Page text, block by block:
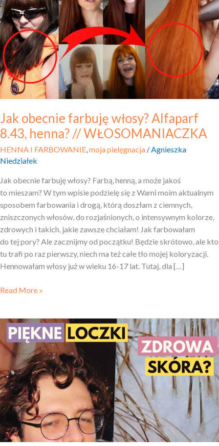
Jak obecnie farbuję włosy? Alfaparf
8.43, henna? // WŁOSOMANIACZKA
HENNA I FARBOWANIE,moja pielęgnacja /Agnieszka
Niedziałek
Jak obecnie farbuję włosy? Farbą, henną, a może jakoś
to mieszam? W tym wpisie podzielę się z Wami moim aktualnym
sposobem farbowania i drogą, którą doszłam z ciemnych,
zniszczonych włosów, do rozjaśnionych, o intensywnym kolorze,
zdrowych i takich, jakie zawsze chciałam! Jak farbowałam
do tej pory? Ale zacznijmy od początku! Będzie skrótowo, ale kto
tu trafi po raz pierwszy, niech ma też całe tło mojej koloryzacji.
Hennowałam włosy już w wieku 16-17 lat. Tutaj, dla […]
farbuję
włosy?
Alfaparf
8.43,
henna?
//
WŁOSOMANIACZKA
Read More »
Pielęgnacja
wrażliwej
skóry
głowy
ze skłonnością
do nawrotów
łupieżu
i łuszczenia
//
UPDATE